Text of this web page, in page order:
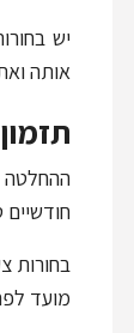
יש
אותה
ההחלטה
בחורות
מועד